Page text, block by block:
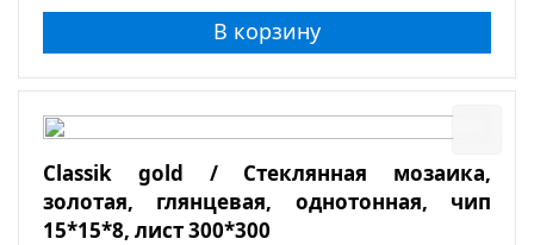
В корзину
Classik gold / Стеклянная мозаика,
золотая, глянцевая, однотонная, чип
15*15*8, лист 300*300